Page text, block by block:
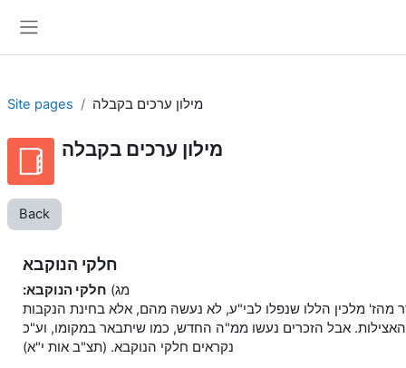
Site pages מילון ערכים בקבלה
מילון ערכים בקבלה
Back
חלקי הנוקבא
מג) חלקי הנוקבא:
מהז' מלכין הללו שנפלו לבי"ע, לא נעשה מהם, אלא בחינת הנקבות
אבל הזכרים נעשו ממ"ה החדש, כמו שיתבאר במקומו, וע"כ
נקראים חלקי הנוקבא. (תצ"ב אות י"א)